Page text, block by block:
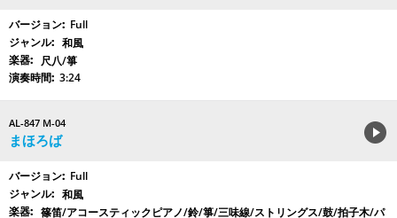
Full
和風
尺八/箏
3:24
AL-847 M-04
まほろば
Full
和風
篠笛/アコースティックピアノ/鈴/箏/三味線/ストリングス/鼓/拍子木/パ